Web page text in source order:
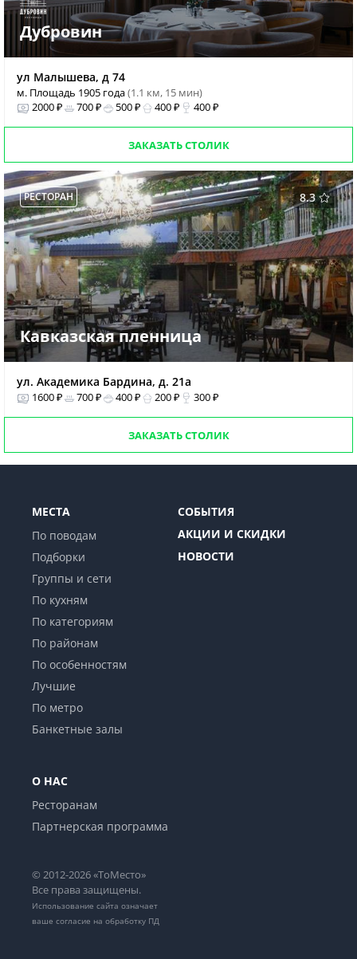
Дубровин
ул Малышева, д 74
м. Площадь 1905 года(1.1 км, 15 мин)
2000 ₽
700 ₽ 500 ₽ 400 ₽ 400 ₽
ЗАКАЗАТЬ СТОЛИК
8.3
РЕСТОРАН
Кавказская пленница
ул. Академика Бардина, д. 21а
1600 ₽ 700 ₽ 400 ₽ 200 ₽ 300 ₽
ЗАКАЗАТЬ СТОЛИК
МЕСТА
По поводам
Подборки
Группы и сети
По кухням
По категориям
По районам
По особенностям
Лучшие
По метро
Банкетные залы
СОБЫТИЯ
АКЦИИ И СКИДКИ
НОВОСТИ
О НАС
Ресторанам
Партнерская программа
© 2012-2026 «ТоМесто»
Все права защищены.
Использование сайта означает
ваше согласие на обработку ПД